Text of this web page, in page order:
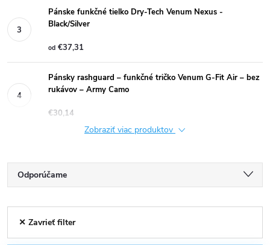
Pánske funkčné tielko Dry-Tech Venum Nexus -
Black/Silver
od €37,31
Pánsky rashguard – funkčné tričko Venum G-Fit Air – bez
rukávov – Army Camo
€30,14
Zobraziť viac produktov
R
a
d
Odporúčame
Najdrahšie
V
✕ Zavrieť filter